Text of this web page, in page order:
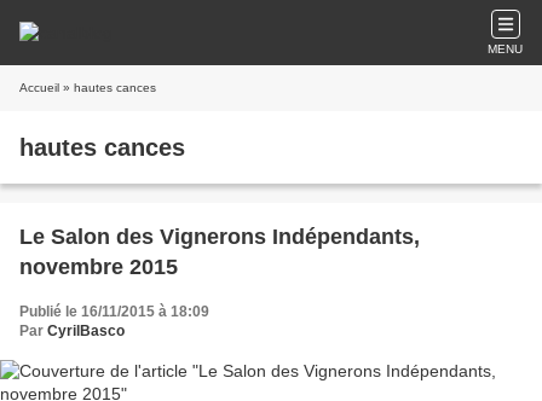
MENU
Accueil » hautes cances
hautes cances
Le Salon des Vignerons Indépendants,
novembre 2015
Publié le 16/11/2015 à 18:09
Par CyrilBasco